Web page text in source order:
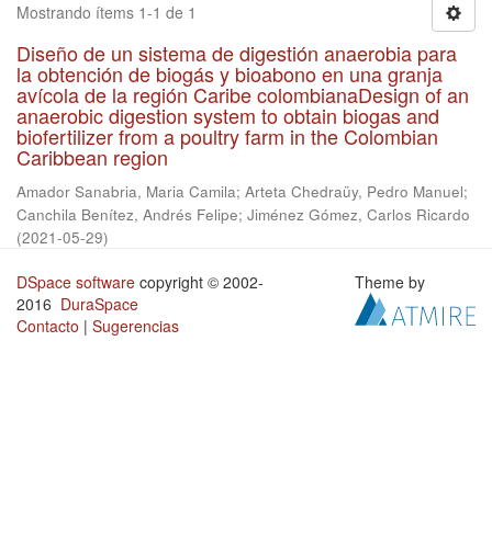
Mostrando ítems 1-1 de 1
Diseño de un sistema de digestión anaerobia para
la obtención de biogás y bioabono en una granja
avícola de la región Caribe colombianaDesign of an
anaerobic digestion system to obtain biogas and
biofertilizer from a poultry farm in the Colombian
Caribbean region
Amador Sanabria, Maria Camila; Arteta Chedraüy, Pedro Manuel;
Canchila Benítez, Andrés Felipe; Jiménez Gómez, Carlos Ricardo
(2021-05-29)
DSpace software copyright © 2002-
2016 DuraSpace
Contacto | Sugerencias
Theme by